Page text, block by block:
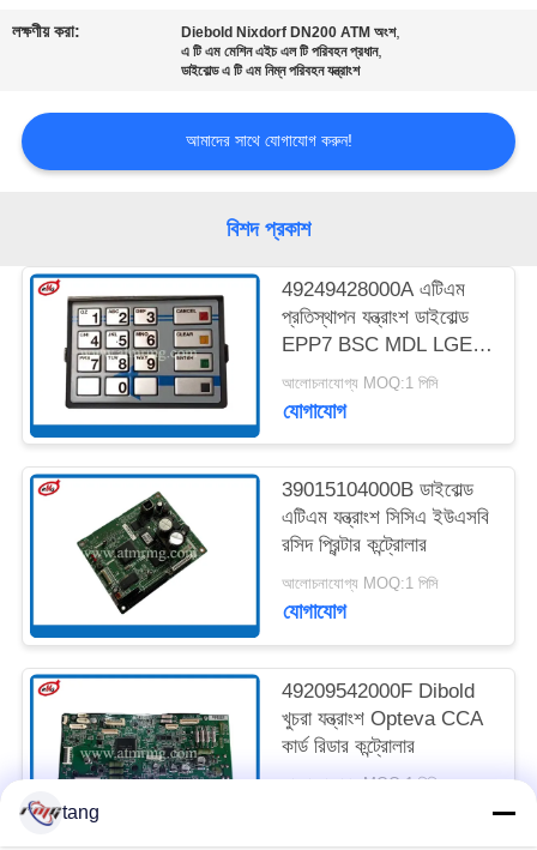
খবর
মামলা
একটি
অনুরোধ
করুন
ম্যাপ
গোপনীয়তা
লক্ষণীয় করা: Diebold Nixdorf DN200 ATM অংশ,
এ টি এম মেশিন এইচ এল টি পরিবহন প্রধান,
ডাইবোল্ড এ টি এম নিম্ন পরিবহন যন্ত্রাংশ
আমাদের সাথে যোগাযোগ করুন!
বিশদ প্রকাশ
49249428000A এটিএম
প্রতিস্থাপন যন্ত্রাংশ ডাইবোল্ড
EPP7 BSC MDL LGE
ST STL HTR
আলোচনাযোগ্য MOQ:1 পিসি
যোগাযোগ
39015104000B ডাইবোল্ড
এটিএম যন্ত্রাংশ সিসিএ ইউএসবি
রসিদ প্রিন্টার কন্ট্রোলার
আলোচনাযোগ্য MOQ:1 পিসি
যোগাযোগ
49209542000F Dibold
খুচরা যন্ত্রাংশ Opteva CCA
কার্ড রিডার কন্ট্রোলার
আলোচনাযোগ্য MOQ:1 পিসি
tang